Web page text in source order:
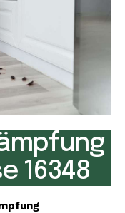
16348